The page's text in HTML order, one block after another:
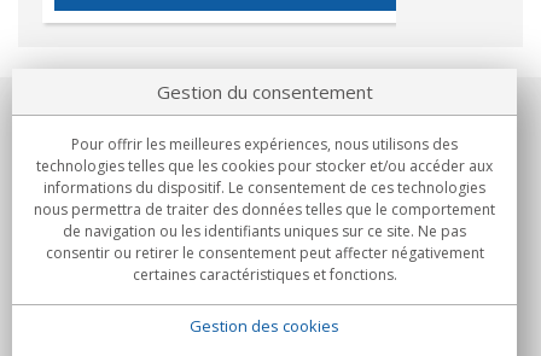
Notre société
Engagements
Achats
Gestion du consentement
Pour offrir les meilleures expériences, nous utilisons des
technologies telles que les cookies pour stocker et/ou accéder aux
informations du dispositif. Le consentement de ces technologies
nous permettra de traiter des données telles que le comportement
de navigation ou les identifiants uniques sur ce site. Ne pas
consentir ou retirer le consentement peut affecter négativement
certaines caractéristiques et fonctions.
Gestion des cookies